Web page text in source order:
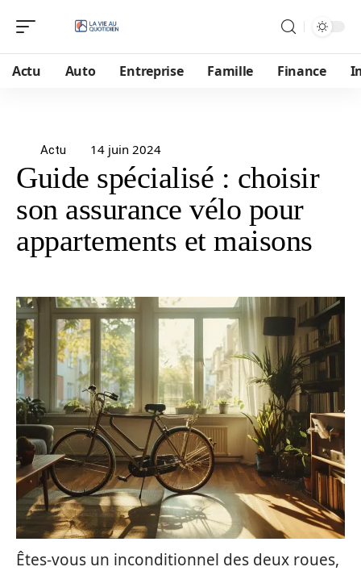
Actu Auto Entreprise Famille Finance
Actu 14 juin 2024
Guide spécialisé : choisir
son assurance vélo pour
appartements et maisons
Êtes-vous un inconditionnel des deux roues,